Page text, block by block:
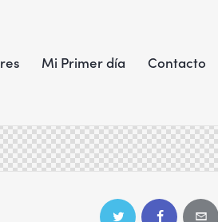
Mi Primer día Contacto